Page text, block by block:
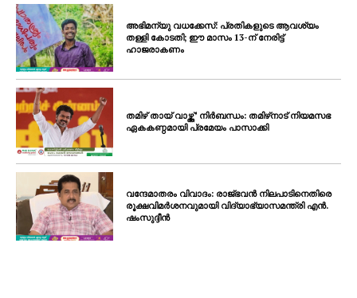
അഭിമന്യു വധക്കേസ്: പ്രതികളുടെ ആവശ്യം
തള്ളി കോടതി; ഈ മാസം 13-ന് നേരിട്ട്
ഹാജരാകണം
തമിഴ് തായ് വാഴ്ത്ത്’ നിർബന്ധം: തമിഴ്‌നാട് നിയമസഭ
ഏകകണ്ഠമായി പ്രമേയം പാസാക്കി
വന്ദേമാതരം വിവാദം: രാജ്ഭവൻ നിലപാടിനെതിരെ
രൂക്ഷവിമർശനവുമായി വിദ്യാഭ്യാസമന്ത്രി എൻ.
ഷംസുദ്ദീൻ